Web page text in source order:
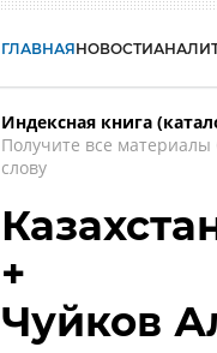
ГЛАВНАЯНОВОСТИ
Индексная книга
Получите все
слову
+
Чуйков